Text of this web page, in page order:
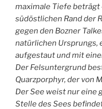
maximale Tiefe beträgt
südöstlichen Rand der
gegen den Bozner
natürlichen Ursprungs,
aufgestaut und mit
Der Felsuntergrund
Quarzporphyr, der von
Der See weist nur eine
Stelle des Sees